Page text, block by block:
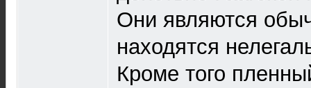
Они являются
находятся
Кроме того